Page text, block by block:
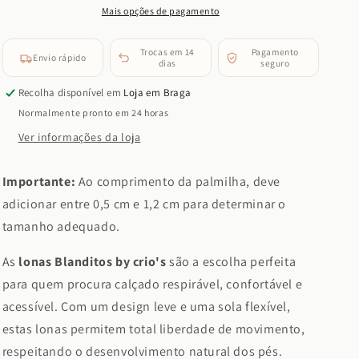
Mango
Mais opções de pagamento
Envio rápido
Trocas em 14
dias
Pagamento
seguro
Recolha disponível em Loja em Braga
Normalmente pronto em 24 horas
Ver informações da loja
Importante: Ao comprimento da palmilha, deve
adicionar entre 0,5 cm e 1,2 cm para determinar o
tamanho adequado.
As lonas Blanditos by crio'ssão a escolha perfeita
para quem procura calçado respirável, confortável e
acessível. Com um design leve e uma sola flexível,
estas lonas permitem total liberdade de movimento,
respeitando o desenvolvimento natural dos pés.